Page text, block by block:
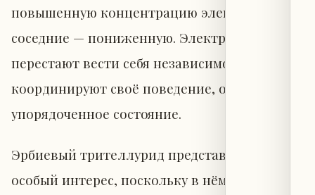
повышенную концентрацию электронов, а
соседние — пониженную. Электроны
перестают вести себя независимо и
координируют своё поведение, образуя
упорядоченное состояние.
Эрбиевый трителлурид представляет
особый интерес, поскольку в нём могут